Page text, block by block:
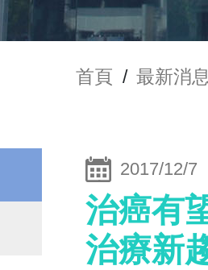
首頁 / 最新消
2017/12/7
治癌有
治療新